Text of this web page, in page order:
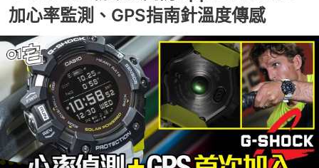
加心率監測、GPS指南針溫度傳感